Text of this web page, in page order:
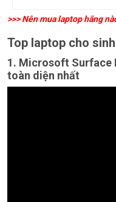
>>>Nên mua laptop hãng
Top laptop cho
1. Microsoft Surface
toàn diện nhất